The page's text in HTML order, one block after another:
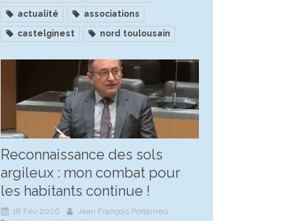
actualité
associations
castelginest
nord toulousain
Reconnaissance des sols
argileux : mon combat pour
les habitants continue !
18 Fév 2026
Jean François Portarrieu